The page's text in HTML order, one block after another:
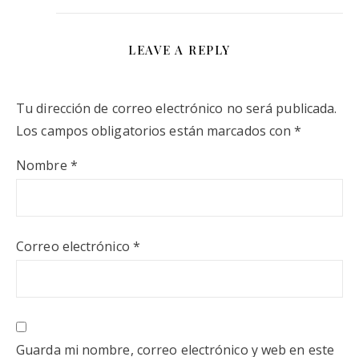
LEAVE A REPLY
Tu dirección de correo electrónico no será publicada.
Los campos obligatorios están marcados con*
Nombre *
Correo electrónico *
Guarda mi nombre, correo electrónico y web en este